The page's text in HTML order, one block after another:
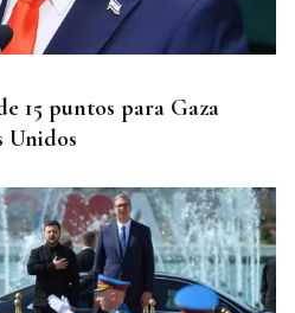
15 puntos para Gaza
Unidos